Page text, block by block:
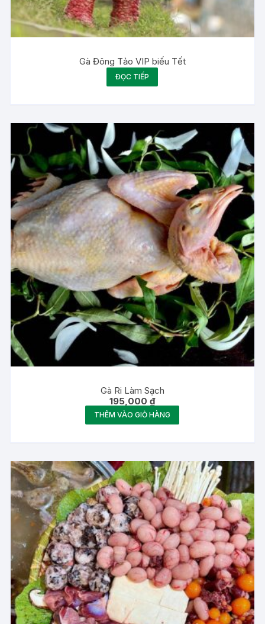
Gà Đông Tảo VIP biếu Tết
ĐỌC TIẾP
Gà Ri Làm Sạch
195,000₫
THÊM VÀO GIỎ HÀNG